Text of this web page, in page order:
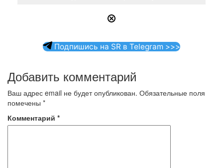
Подпишись на SR в Telegram >>>
Добавить комментарий
Ваш адрес email не будет опубликован. Обязательные поля
помечены *
Комментарий *